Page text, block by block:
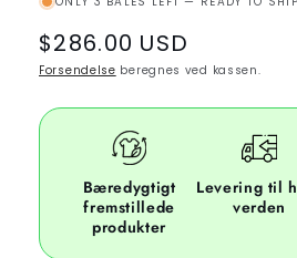
Regular
price
$286.00 USD
Forsendelse beregnes ved kassen.
Bæredygtigt
fremstillede
produkter
Levering til
verden